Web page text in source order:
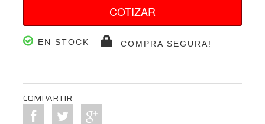
COTIZAR
EN STOCK COMPRA SEGURA!
COMPARTIR